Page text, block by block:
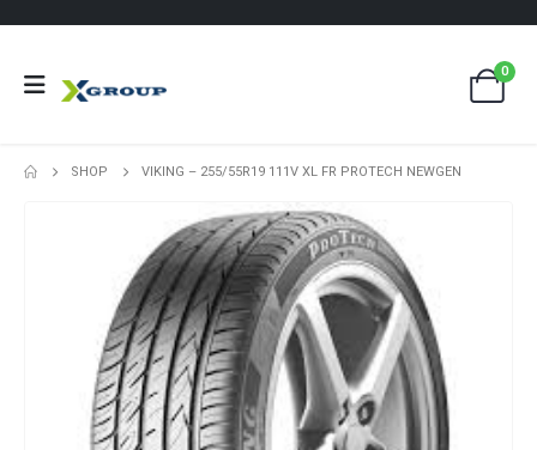
0
SHOP VIKING – 255/55R19 111V XL FR PROTECH NEWGEN